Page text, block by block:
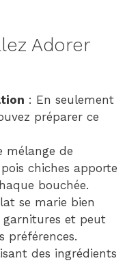
Adorer
: En seulement
préparer ce
mélange de
chiches apporte
bouchée.
se marie bien
garnitures et peut
préférences.
des ingrédients